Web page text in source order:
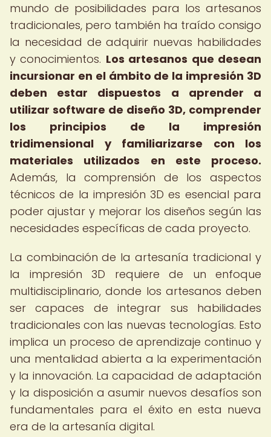
mundo de posibilidades para los artesanos
tradicionales, pero también ha traído consigo
la necesidad de adquirir nuevas habilidades
y conocimientos. Los artesanos que desean
incursionar en el ámbito de la impresión 3D
deben estar dispuestos a aprender a
utilizar software de diseño 3D, comprender
los principios de la impresión
tridimensional y familiarizarse con los
materiales utilizados en este proceso.
Además, la comprensión de los aspectos
técnicos de la impresión 3D es esencial para
poder ajustar y mejorar los diseños según las
necesidades específicas de cada proyecto.
La combinación de la artesanía tradicional y
la impresión 3D requiere de un enfoque
multidisciplinario, donde los artesanos deben
ser capaces de integrar sus habilidades
tradicionales con las nuevas tecnologías. Esto
implica un proceso de aprendizaje continuo y
una mentalidad abierta a la experimentación
y la innovación. La capacidad de adaptación
y la disposición a asumir nuevos desafíos son
fundamentales para el éxito en esta nueva
era de la artesanía digital.